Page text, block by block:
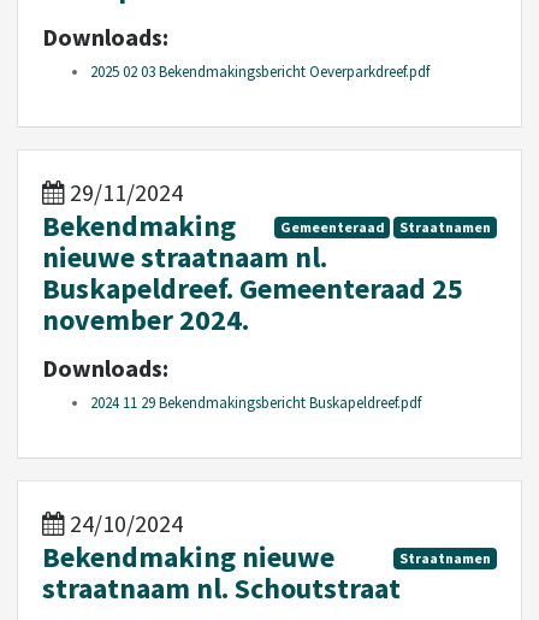
Downloads:
2025 02 03 Bekendmakingsbericht Oeverparkdreef.pdf
29/11/2024
Gemeenteraad Straatnamen
Bekendmaking
nieuwe straatnaam nl.
Buskapeldreef. Gemeenteraad 25
november 2024.
Downloads:
2024 11 29 Bekendmakingsbericht Buskapeldreef.pdf
24/10/2024
Straatnamen
Bekendmaking nieuwe
straatnaam nl. Schoutstraat